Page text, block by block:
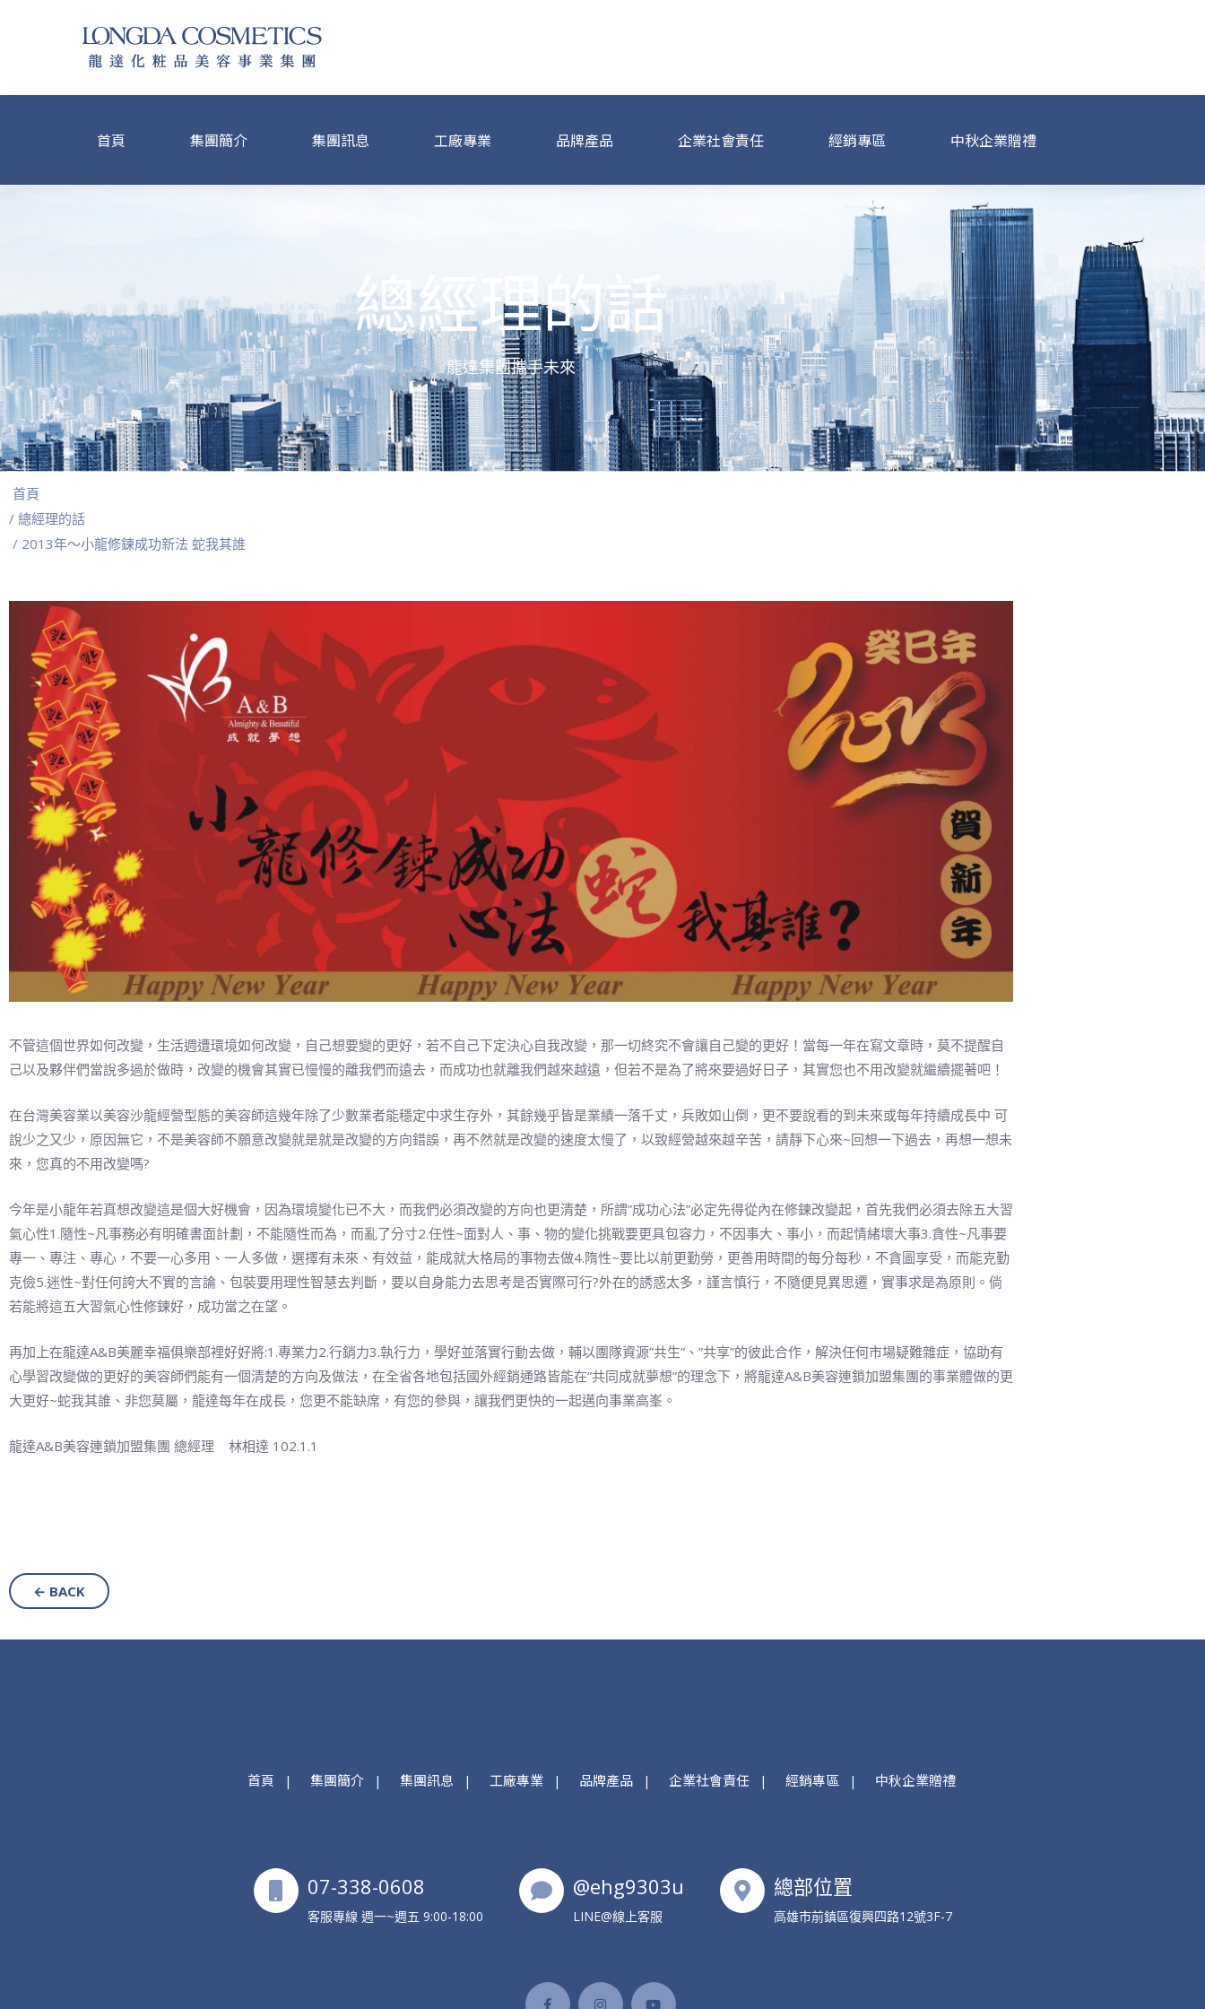
首頁 集團簡介 集團訊息 工廠專業 品牌產品 企業社會責任 經銷專區 中秋企業贈禮
總經理的話
龍達集團攜手未來
首頁
/ 總經理的話
/ 2013年～小龍修鍊成功新法 蛇我其誰
不管這個世界如何改變，生活週遭環境如何改變，自己想要變的更好，若不自己下定決心自我改變，那一切終究不會讓自己變的更好！當每一年在寫文章時，莫不提醒自
己以及夥伴們當說多過於做時，改變的機會其實已慢慢的離我們而遠去，而成功也就離我們越來越遠，但若不是為了將來要過好日子，其實您也不用改變就繼續擺著吧！
在台灣美容業以美容沙龍經營型態的美容師這幾年除了少數業者能穩定中求生存外，其餘幾乎皆是業績一落千丈，兵敗如山倒，更不要說看的到未來或每年持續成長中 可
說少之又少，原因無它，不是美容師不願意改變就是就是改變的方向錯誤，再不然就是改變的速度太慢了，以致經營越來越辛苦，請靜下心來~回想一下過去，再想一想未
來，您真的不用改變嗎?
今年是小龍年若真想改變這是個大好機會，因為環境變化已不大，而我們必須改變的方向也更清楚，所謂”成功心法”必定先得從內在修鍊改變起，首先我們必須去除五大習
氣心性1.隨性~凡事務必有明確書面計劃，不能隨性而為，而亂了分寸2.任性~面對人、事、物的變化挑戰要更具包容力，不因事大、事小，而起情緒壞大事3.貪性~凡事要
專一、專注、專心，不要一心多用、一人多做，選擇有未來、有效益，能成就大格局的事物去做4.隋性~要比以前更勤勞，更善用時間的每分每秒，不貪圖享受，而能克勤
克儉5.迷性~對任何誇大不實的言論、包裝要用理性智慧去判斷，要以自身能力去思考是否實際可行?外在的誘惑太多，謹言慎行，不隨便見異思遷，實事求是為原則。倘
若能將這五大習氣心性修鍊好，成功當之在望。
再加上在龍達A&B美麗幸福俱樂部裡好好將:1.專業力2.行銷力3.執行力，學好並落實行動去做，輔以團隊資源”共生”、”共享”的彼此合作，解決任何市場疑難雜症，協助有
心學習改變做的更好的美容師們能有一個清楚的方向及做法，在全省各地包括國外經銷通路皆能在”共同成就夢想”的理念下，將龍達A&B美容連鎖加盟集團的事業體做的更
大更好~蛇我其誰、非您莫屬，龍達每年在成長，您更不能缺席，有您的參與，讓我們更快的一起邁向事業高峯。
龍達A&B美容連鎖加盟集團 總經理 林相達 102.1.1
← BACK
首頁 集團簡介 集團訊息 工廠專業 品牌產品 企業社會責任 經銷專區 中秋企業贈禮
07-338-0608
客服專線 週一~週五 9:00-18:00
@ehg9303u
LINE@線上客服
總部位置
高雄市前鎮區復興四路12號3F-7